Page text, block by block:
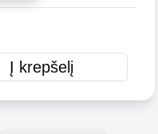
Į krepšelį